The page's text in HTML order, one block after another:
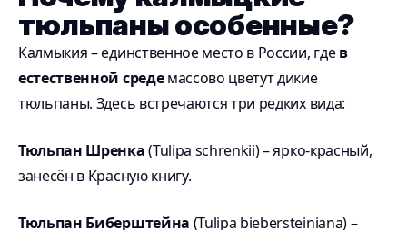
тюльпаны особенные?
Калмыкия – единственное место в России, гдев
естественной средемассово цветут дикие
тюльпаны. Здесь встречаются три редких вида:
Тюльпан Шренка(Tulipa schrenkii) – ярко-красный,
занесён в Красную книгу.
Тюльпан Биберштейна (Tulipa biebersteiniana) –